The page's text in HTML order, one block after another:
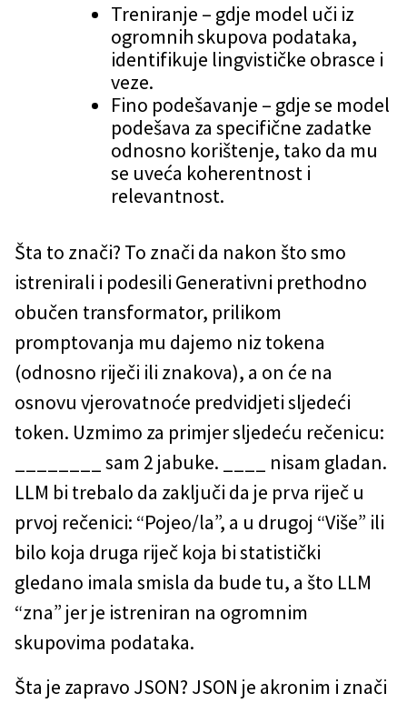
Treniranje – gdje model uči iz
ogromnih skupova podataka,
identifikuje lingvističke obrasce i
veze.
Fino podešavanje – gdje se model
podešava za specifične zadatke
odnosno korištenje, tako da mu
se uveća koherentnost i
relevantnost.
Šta to znači? To znači da nakon što smo
istrenirali i podesili Generativni prethodno
obučen transformator, prilikom
promptovanja mu dajemo niz tokena
(odnosno riječi ili znakova), a on će na
osnovu vjerovatnoće predvidjeti sljedeći
token. Uzmimo za primjer sljedeću rečenicu:
________ sam 2 jabuke. ____ nisam gladan.
LLM bi trebalo da zaključi da je prva riječ u
prvoj rečenici: “Pojeo/la”, a u drugoj “Više” ili
bilo koja druga riječ koja bi statistički
gledano imala smisla da bude tu, a što LLM
“zna” jer je istreniran na ogromnim
skupovima podataka.
Šta je zapravo JSON? JSON je akronim i znači